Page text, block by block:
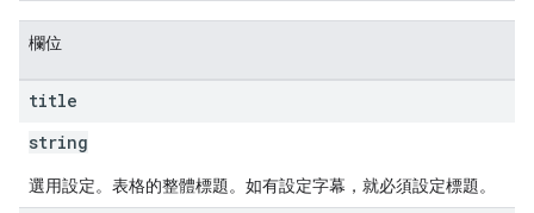
欄位
title
string
選用設定。表格的整體標題。如有設定字幕，就必須設定標題。